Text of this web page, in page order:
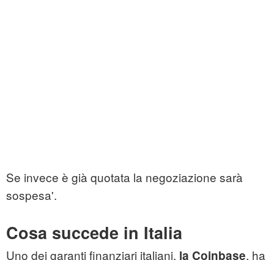
Se invece è già quotata la negoziazione sarà
sospesa'.
Cosa succede in Italia
Uno dei garanti finanziari italiani, la Coinbase, ha